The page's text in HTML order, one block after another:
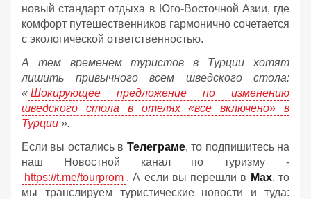
новый стандарт отдыха в Юго-Восточной Азии, где
комфорт путешественников гармонично сочетается
с экологической ответственностью.
А тем временем туристов в Турции хотят
лишить привычного всем шведского стола:
« Шокирующее предложение по изменению
шведского стола в отелях «все включено» в
Турции ».
Если вы остались в Телеграме, то подпишитесь на
наш Новостной канал по туризму -
https://t.me/tourprom . А если вы перешли в Мах, то
мы транслируем туристические новости и туда: